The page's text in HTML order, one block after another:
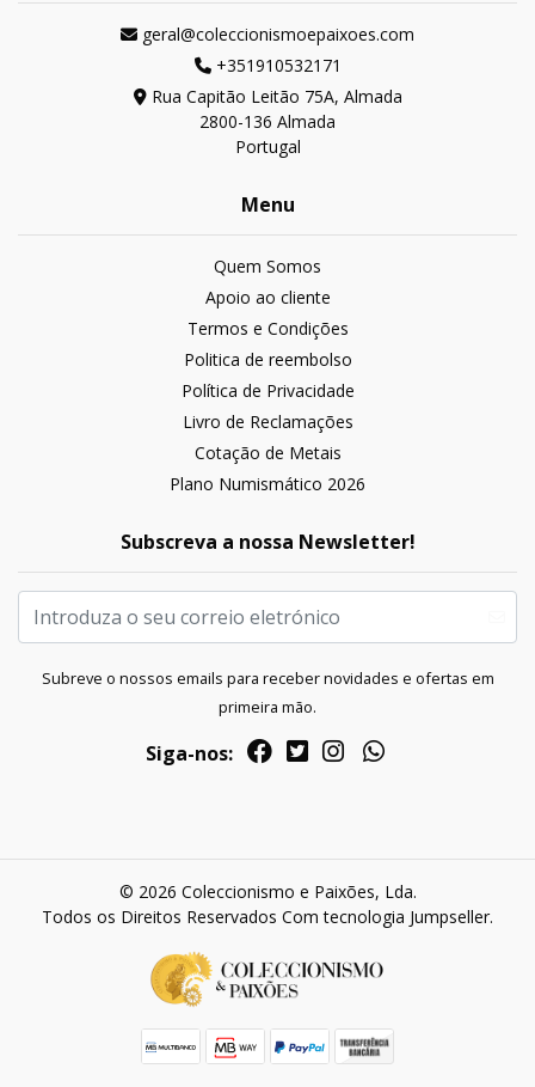
geral@coleccionismoepaixoes.com
+351910532171
Rua Capitão Leitão 75A, Almada
2800-136 Almada
Portugal
Menu
Quem Somos
Apoio ao cliente
Termos e Condições
Politica de reembolso
Política de Privacidade
Livro de Reclamações
Cotação de Metais
Plano Numismático 2026
Subscreva a nossa Newsletter!
Subreve o nossos emails para receber novidades e ofertas em
primeira mão.
Siga-nos:
© 2026 Coleccionismo e Paixões, Lda.
Todos os Direitos Reservados Com tecnologia Jumpseller.